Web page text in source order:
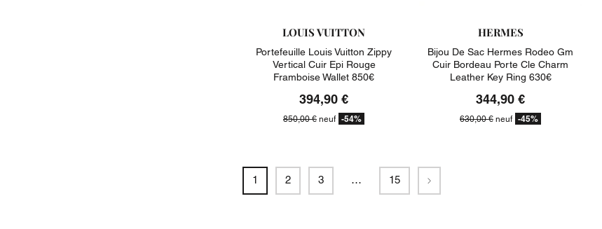
LOUIS VUITTON
Portefeuille Louis Vuitton Zippy
Vertical Cuir Epi Rouge
Framboise Wallet 850€
394,90 €
850,00 € neuf -54%
HERMES
Bijou De Sac Hermes Rodeo Gm
Cuir Bordeau Porte Cle Charm
Leather Key Ring 630€
344,90 €
630,00 € neuf -45%
1 2 3 … 15 Suivant